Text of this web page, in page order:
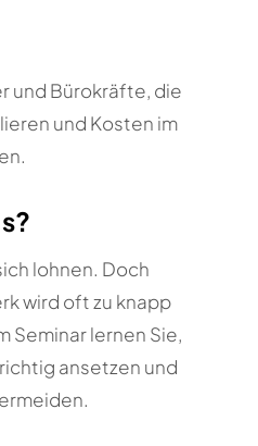
und Bürokräfte, die
und Kosten im
lohnen. Doch
wird oft zu knapp
Seminar lernen Sie,
ansetzen und